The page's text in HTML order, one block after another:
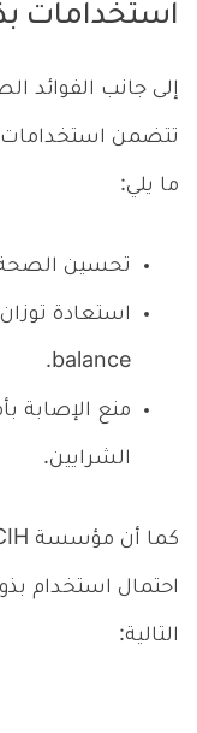
استخدامات
إلى جانب الفوائد
تتضمن استخدامات
ما يلي:
تحسين
balance.
منع الإصابة
الشرايين.
احتمال استخدام
التالية: